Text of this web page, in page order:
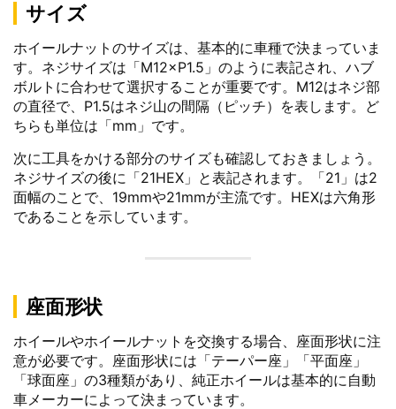
サイズ
ホイールナットのサイズは、基本的に車種で決まっていま
す。ネジサイズは「M12×P1.5」のように表記され、ハブ
ボルトに合わせて選択することが重要です。M12はネジ部
の直径で、P1.5はネジ山の間隔（ピッチ）を表します。ど
ちらも単位は「mm」です。
次に工具をかける部分のサイズも確認しておきましょう。
ネジサイズの後に「21HEX」と表記されます。「21」は2
面幅のことで、19mmや21mmが主流です。HEXは六角形
であることを示しています。
座面形状
ホイールやホイールナットを交換する場合、座面形状に注
意が必要です。座面形状には「テーパー座」「平面座」
「球面座」の3種類があり、純正ホイールは基本的に自動
車メーカーによって決まっています。